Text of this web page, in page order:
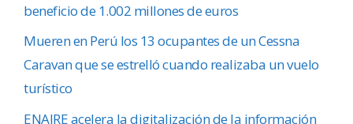
beneficio de 1.002 millones de euros
Mueren en Perú los 13 ocupantes de un Cessna
Caravan que se estrelló cuando realizaba un vuelo
turístico
ENAIRE acelera la digitalización de la información